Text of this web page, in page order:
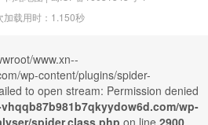
加载用时：1.150秒
www.xn--
wp-content/plugins/spider-
to open stream: Permission denied
wp-
spider.class.php on line 2900